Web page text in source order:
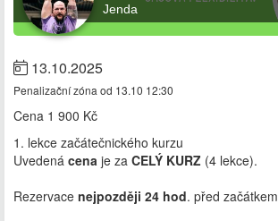
Jenda
13.10.2025
Penalizační zóna od 13.10 12:30
Cena 1 900 Kč
1. lekce začátečnického kurzu
Uvedená cena je za CELÝ KURZ (4 lekce).
Rezervace nejpozději 24 hod. před začátkem